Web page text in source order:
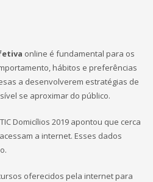
online é fundamental para os
hábitos e preferências
a desenvolverem estratégias de
se aproximar do público.
Domicílios 2019 apontou que cerca
a internet. Esses dados
oferecidos pela internet para